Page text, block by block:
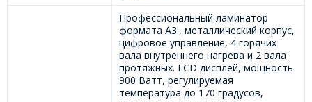
Профессиональный ламинатор
формата А3., металлический корпус,
цифровое управление, 4 горячих
вала внутреннего нагрева и 2 вала
протяжных. LCD дисплей, мощность
900 Ватт, регулируемая
температура до 170 градусов,